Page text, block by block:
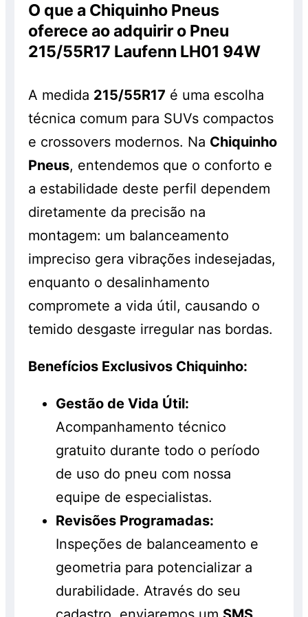
balanceamento e alinhamento, os quais
serão cobrados à parte. Os pneus
também são vendidos separadamente e
normal, sem o desconto. Promoção válida
enquanto durarem os estoques. Consulte!
anterior.
O que a Chiquinho Pneus
oferece ao adquirir o Pneu
215/55R17 Laufenn LH01 94W
A medida 215/55R17 é uma escolha
técnica comum para SUVs compactos
e crossovers modernos. Na Chiquinho
Pneus, entendemos que o conforto e
a estabilidade deste perfil dependem
diretamente da precisão na
montagem: um balanceamento
impreciso gera vibrações indesejadas,
enquanto o desalinhamento
compromete a vida útil, causando o
temido desgaste irregular nas bordas.
Benefícios Exclusivos Chiquinho:
Gestão de Vida Útil:
Acompanhamento técnico
gratuito durante todo o período
de uso do pneu com nossa
equipe de especialistas.
Revisões Programadas:
Inspeções de balanceamento e
geometria para potencializar a
durabilidade. Através do seu